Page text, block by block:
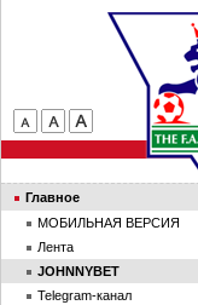
Главное
МОБИЛЬНАЯ ВЕРСИЯ
Лента
JOHNNYBET
Telegram-канал